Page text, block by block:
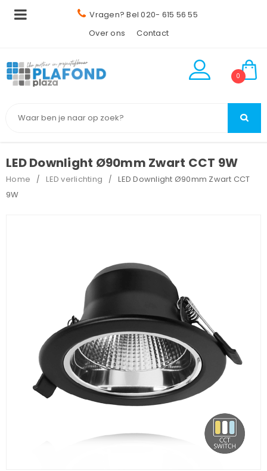
Vragen? Bel 020- 615 56 55
Over ons
Contact
0
LED Downlight Ø90mm Zwart CCT 9W
Home / LED verlichting /
LED Downlight Ø90mm Zwart CCT
9W